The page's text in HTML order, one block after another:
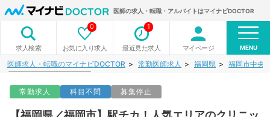
医師の求人・転職・アルバイトはマイナビDOCTOR
求人検索 お気に入り求人
0
最近見た求人
1
マイページ MENU
医師求人・転職のマイナビDOCTOR 常勤医師求人 福岡県 福岡市中央
常勤求人 科目不問 募集停止